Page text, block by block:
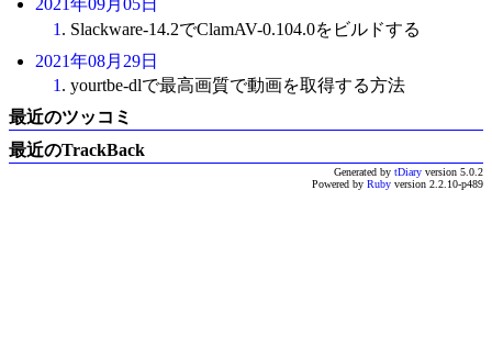
2021年09月05日
1 . Slackware-14.2でClamAV-0.104.0をビルドする
2021年08月29日
1 . yourtbe-dlで最高画質で動画を取得する方法
最近のツッコミ
最近のTrackBack
Generated by tDiary version 5.0.2
Powered by Ruby version 2.2.10-p489